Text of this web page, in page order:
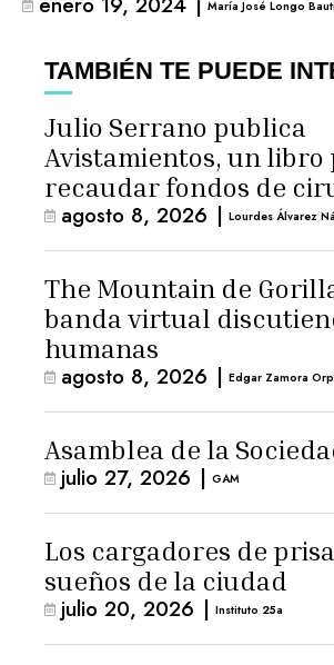
María José Longo
TAMBIÉN TE PUEDE
Julio Serrano publica
Avistamientos, un libro
recaudar fondos de
agosto 8, 2026 | Lourdes Álvarez
The Mountain de
banda virtual
humanas
agosto 8, 2026 | Edgar Zamora
Asamblea de la
julio 27, 2026 | GAM
Los cargadores de
sueños de la ciudad
julio 20, 2026 | Instituto 25a